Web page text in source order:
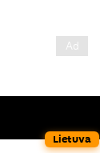
Lietuva